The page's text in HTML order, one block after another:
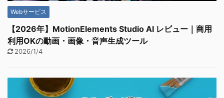
Webサービス
【2026年】MotionElements Studio AI レビュー｜商用
利用OKの動画・画像・音声生成ツール
2026/1/4